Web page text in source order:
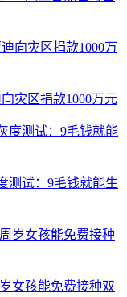
灾区捐款1000万元
测试：9毛钱就能生
女孩能免费接种双